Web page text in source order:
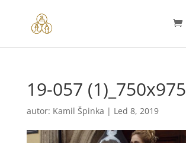
19-057 (1)_750x975
autor: Kamil Špinka | Led 8, 2019